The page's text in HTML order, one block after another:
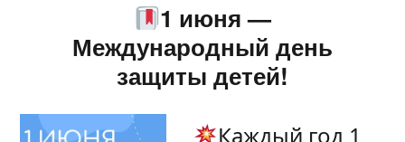
1 июня —
Международный день
защиты детей!
Каждый год 1